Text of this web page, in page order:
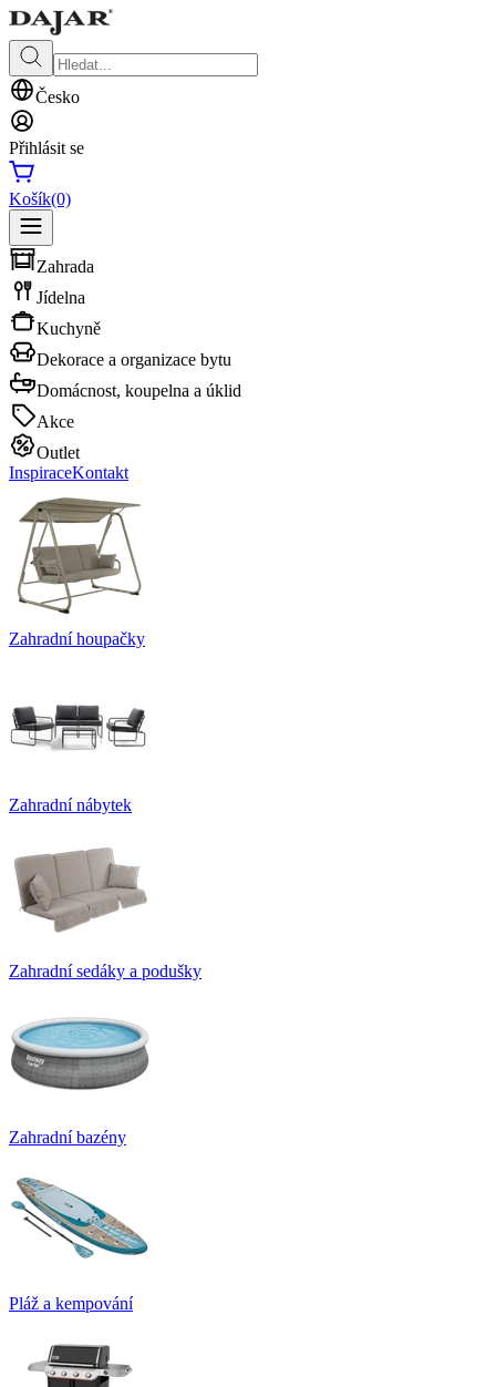
Česko
Přihlásit se
Košík(0)
Zahrada
Jídelna
Kuchyně
Dekorace a organizace bytu
Domácnost, koupelna a úklid
Akce
Outlet
InspiraceKontakt
Zahradní houpačky
Zahradní nábytek
Zahradní sedáky a podušky
Zahradní bazény
Pláž a kempování